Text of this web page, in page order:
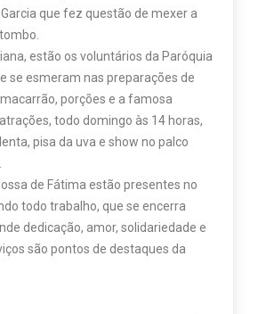
que fez questão de mexer a
estão os voluntários da Paróquia
se esmeram nas preparações de
porções e a famosa
todo domingo às 14 horas,
pisa da uva e show no palco
de Fátima estão presentes no
todo trabalho, que se encerra
dedicação, amor, solidariedade e
são pontos de destaques da